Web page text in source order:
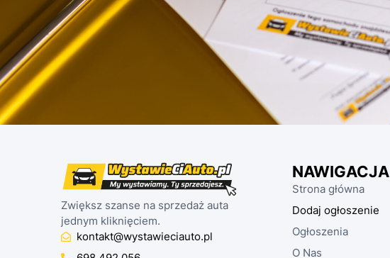
Zwiększ szanse na sprzedaż auta
jednym kliknięciem.
kontakt@wystawieciauto.pl
NAWIGACJA
Strona główna
Dodaj ogłoszenie
Ogłoszenia
O Nas